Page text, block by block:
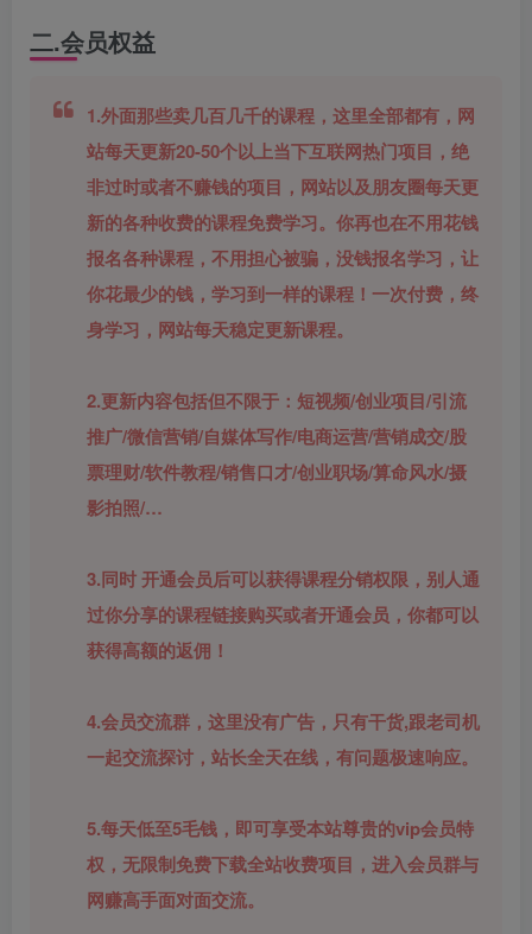
二.会员权益
1.外面那些卖几百几千的课程，这里全部都有，网
站每天更新20-50个以上当下互联网热门项目，绝
非过时或者不赚钱的项目，网站以及朋友圈每天更
新的各种收费的课程免费学习。你再也在不用花钱
报名各种课程，不用担心被骗，没钱报名学习，让
你花最少的钱，学习到一样的课程！一次付费，终
身学习，网站每天稳定更新课程。
2.更新内容包括但不限于​：短视频/创业项目/引流
推广/微信营销/自媒体写作/电商运营/营销成交/股
票理财/软件教程/销售口才/创业职场/算命风水/摄
影拍照/…
3.同时 开通会员后可以获得课程分销权限，别人通
过你分享的课程链接购买或者开通会员，你都可以
获得高额的返佣！
4.会员交流群，这里没有广告，只有干货,跟老司机
一起交流探讨，站长全天在线，有问题极速响应。
5.每天低至5毛钱，即可享受本站尊贵的vip会员特
权，无限制免费下载全站收费项目，进入会员群与
网赚高手面对面交流。